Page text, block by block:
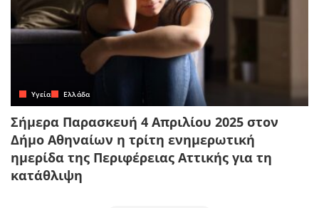
Yγεία Ελλάδα
Σήμερα Παρασκευή 4 Απριλίου 2025 στον
Δήμο Αθηναίων η τρίτη ενημερωτική
ημερίδα της Περιφέρειας Αττικής για τη
κατάθλιψη